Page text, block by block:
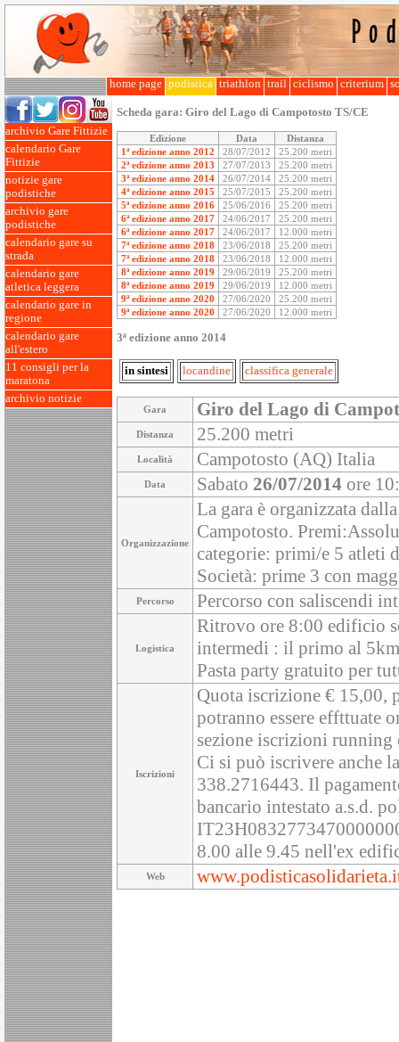
home page podistica triathlon trail ciclismo criterium
archivio Gare Fittizie
calendario Gare
Fittizie
notizie gare
podistiche
archivio gare
podistiche
calendario gare su
strada
calendario gare
atletica leggera
calendario gare in
regione
calendario gare
all'estero
11 consigli per la
maratona
archivio notizie
Scheda gara: Giro del Lago di Campotosto TS/CE
Edizione Data
Distanza
1ª edizione anno 2012
28/07/2012
25.200 metri
2ª edizione anno 2013
27/07/2013
25.200 metri
3ª edizione anno 2014
26/07/2014
25.200 metri
4ª edizione anno 2015
25/07/2015
25.200 metri
5ª edizione anno 2016
25/06/2016
25.200 metri
6ª edizione anno 2017
24/06/2017
25.200 metri
6ª edizione anno 2017
24/06/2017
12.000 metri
7ª edizione anno 2018
23/06/2018
25.200 metri
7ª edizione anno 2018
23/06/2018
12.000 metri
8ª edizione anno 2019
29/06/2019
25.200 metri
8ª edizione anno 2019
29/06/2019
12.000 metri
9ª edizione anno 2020
27/06/2020
25.200 metri
9ª edizione anno 2020
27/06/2020 12.000 metri
3ª edizione anno 2014
in sintesi locandine classifica generale
Gara Giro del Lago di
Distanza 25.200 metri
Località Campotosto (AQ) Italia
Data Sabato 26/07/2014 ore
Organizzazione
La gara è organizzata
Campotosto.
categorie: primi/e 5
Società: prime 3 con
Percorso Percorso con saliscendi
Logistica
Ritrovo ore 8:00 edificio
intermedi : il primo al
Pasta party gratuito per
Iscrizioni
Quota iscrizione € 15,00,
potranno essere effttuate
sezione iscrizioni
Ci si può iscrivere anche
338.2716443. Il
bancario intestato a.s.d.
8.00 alle 9.45 nell'ex
Web